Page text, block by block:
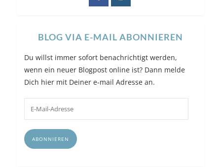
BLOG VIA E-MAIL ABONNIEREN
Du willst immer sofort benachrichtigt werden,
wenn ein neuer Blogpost online ist? Dann melde
Dich hier mit Deiner e-mail Adresse an.
Adresse
ABONNIEREN